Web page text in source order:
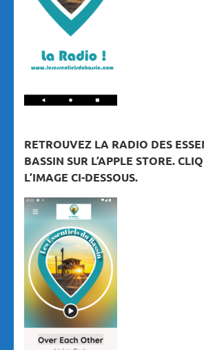
RETROUVEZ LA RADIO DES
BASSIN SUR L’APPLE STORE.
L’IMAGE CI-DESSOUS.